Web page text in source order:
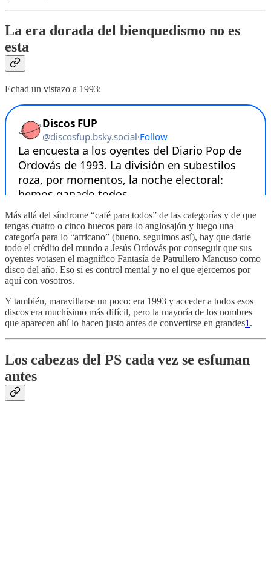
La era dorada del bienquedismo no es
esta
Echad un vistazo a 1993:
Más allá del síndrome “café para todos” de las categorías y de que
tengas cuatro o cinco huecos para lo anglosajón y luego una
categoría para lo “africano” (bueno, seguimos así), hay que darle
todo el crédito del mundo a Jesús Ordovás por conseguir que sus
oyentes votasen el magnífico Fantasía de Patrullero Mancuso como
disco del año. Eso sí es control mental y no el que ejercemos por
aquí con vosotros.
Y también, maravillarse un poco: era 1993 y acceder a todos esos
discos era muchísimo más difícil, pero la mayoría de los nombres
que aparecen ahí lo hacen justo antes de convertirse en grandes1 .
Los cabezas del PS cada vez se esfuman
antes